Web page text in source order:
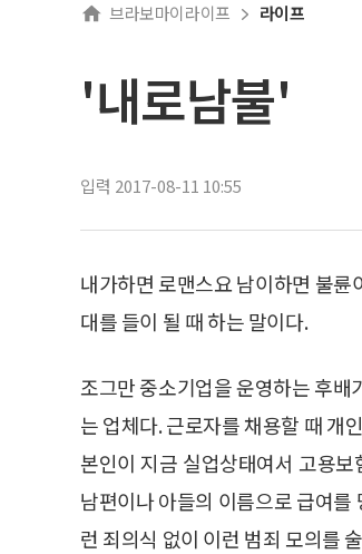
브라보마이라이프 라이프
'내로남불'
입력 2017-08-11 10:55
내가하면 로맨스요 남이하면 불
대를 들이 될 때 하는 말이다.
조그만 중소기업을 운영하는 후
는 업체다. 근로자를 채용할 때 개
본인이 지금 실업상태여서 고용
남편이나 아들의 이름으로 급여
런 죄의식 없이 이런 범죄 모의를